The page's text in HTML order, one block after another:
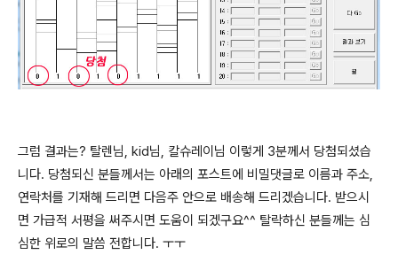
그럼 결과는? 탈렌님, kid님, 칼슈레이님 이렇게 3분께서 당첨되셨습
니다. 당첨되신 분들께서는 아래의 포스트에 비밀댓글로 이름과 주소,
연락처를 기재해 드리면 다음주 안으로 배송해 드리겠습니다. 받으시
면 가급적 서평을 써주시면 도움이 되겠구요^^ 탈락하신 분들께는 심
심한 위로의 말씀 전합니다. ㅜㅜ